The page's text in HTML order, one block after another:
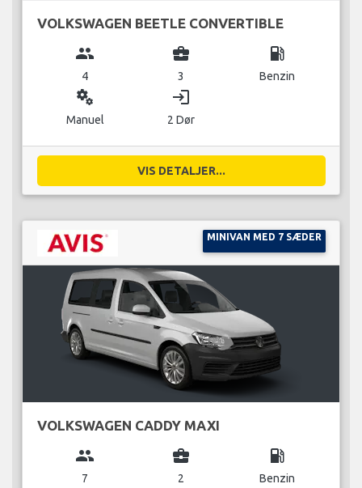
VOLKSWAGEN BEETLE CONVERTIBLE
group
4
business_center
3
local_gas_station
Benzin
miscellaneous_services
Manuel
login
2 Dør
VIS DETALJER...
MINIVAN MED 7 SÆDER
VOLKSWAGEN CADDY MAXI
group
7
business_center
2
local_gas_station
Benzin